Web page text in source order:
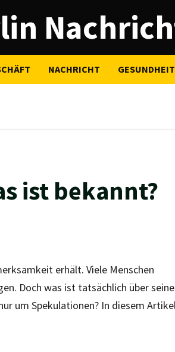
NACHRICHT GESUNDHEIT
ist bekannt?
erhält. Viele Menschen
Doch was ist tatsächlich über seine
um Spekulationen? In diesem